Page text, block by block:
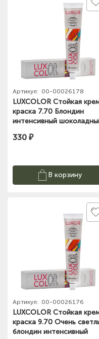
Артикул: 00-00026178
LUXCOLOR Стойкая
краска 7.70 Блондин
интенсивный
330 ₽
В корзину
Артикул: 00-00026176
LUXCOLOR Стойкая
краска 9.70 Очень
блондин интенсивный